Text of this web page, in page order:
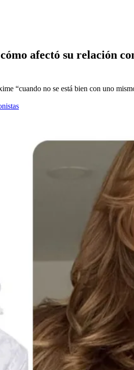
afectó su relación
“cuando no se está bien con uno